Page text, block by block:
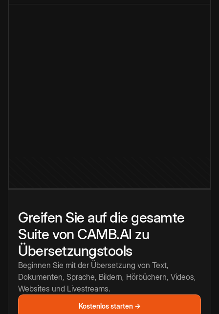
Greifen Sie auf die gesamte
Suite von CAMB.AI zu
Übersetzungstools
Beginnen Sie mit der Übersetzung von Text,
Dokumenten, Sprache, Bildern, Hörbüchern, Videos,
Websites und Livestreams.
Kostenlos starten →